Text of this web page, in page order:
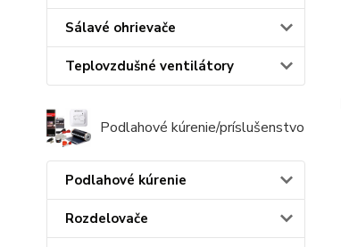
Sálavé ohrievače
Teplovzdušné ventilátory
Podlahové kúrenie/príslušenstvo
Podlahové kúrenie
Rozdelovače